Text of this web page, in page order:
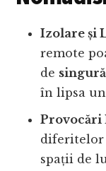
Izolare și
remote
de
în lipsa
Provocări
diferitelor
spații de